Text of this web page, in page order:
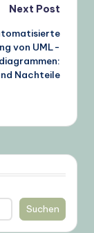
Next Post
von UML-
Nachteile
Suchen